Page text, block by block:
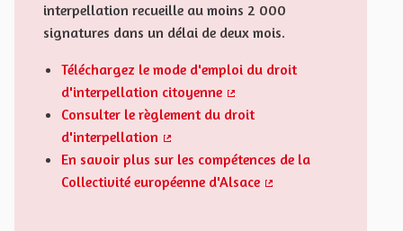
interpellation recueille au moins 2 000
signatures dans un délai de deux mois.
Téléchargez le mode d'emploi du droit
d'interpellation citoyenne
(Lien externe)
Consulter le règlement du droit
d'interpellation
(Lien externe)
En savoir plus sur les compétences de la
Collectivité européenne d'Alsace